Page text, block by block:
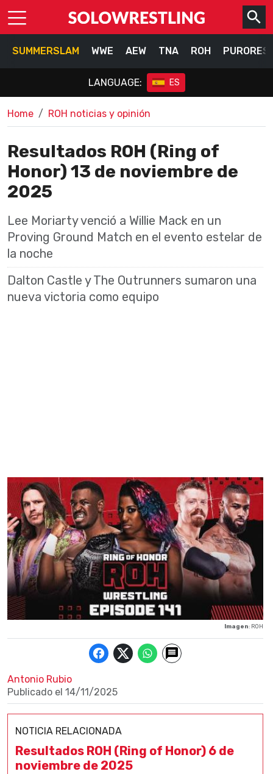
SUMMERSLAM WWE AEW TNA ROH
LANGUAGE: ES
Home ROH noticias y opinión
Resultados ROH (Ring of
Honor) 13 de noviembre de
2025
Lee Moriarty venció a Willie Mack en un
Proving Ground Match en el evento estelar de
la noche
Dalton Castle y The Outrunners sumaron una
nueva victoria como equipo
Imagen: ROH
Antonio Rubio
Publicado el 14/11/2025
NOTICIA RELACIONADA
Resultados ROH (Ring of Honor) 6 de
noviembre de 2025